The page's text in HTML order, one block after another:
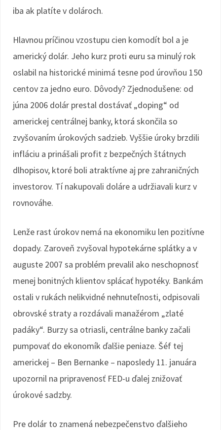
iba ak platíte v dolároch.
Hlavnou príčinou vzostupu cien komodít bol a je
americký dolár. Jeho kurz proti euru sa minulý rok
oslabil na historické minimá tesne pod úrovňou 150
centov za jedno euro. Dôvody? Zjednodušene: od
júna 2006 dolár prestal dostávať „doping“ od
americkej centrálnej banky, ktorá skončila so
zvyšovaním úrokových sadzieb. Vyššie úroky brzdili
infláciu a prinášali profit z bezpečných štátnych
dlhopisov, ktoré boli atraktívne aj pre zahraničných
investorov. Tí nakupovali doláre a udržiavali kurz v
rovnováhe.
Lenže rast úrokov nemá na ekonomiku len pozitívne
dopady. Zaroveň zvyšoval hypotekárne splátky a v
auguste 2007 sa problém prevalil ako neschopnosť
menej bonitných klientov splácať hypotéky. Bankám
ostali v rukách nelikvidné nehnuteľnosti, odpisovali
obrovské straty a rozdávali manažérom „zlaté
padáky“. Burzy sa otriasli, centrálne banky začali
pumpovať do ekonomík ďalšie peniaze. Šéf tej
americkej – Ben Bernanke – naposledy 11. januára
upozornil na pripravenosť FED-u ďalej znižovať
úrokové sadzby.
Pre dolár to znamená nebezpečenstvo ďalšieho